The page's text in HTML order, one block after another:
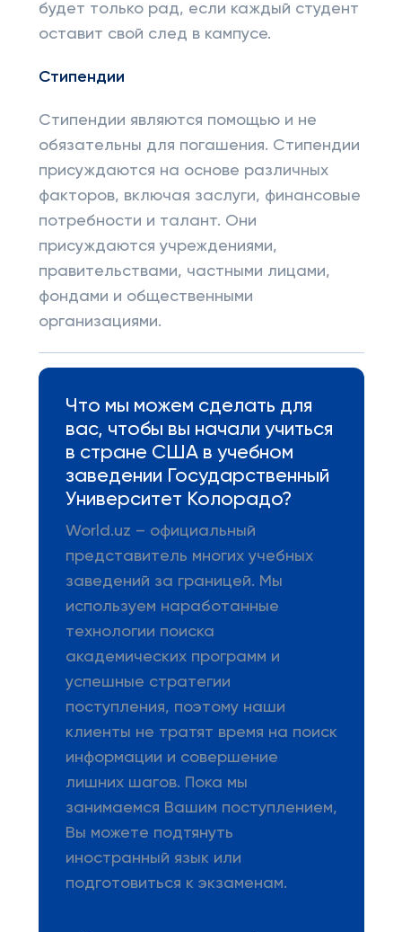
будет только рад, если каждый студент
оставит свой след в кампусе.
Стипендии
Стипендии являются помощью и не
обязательны для погашения. Стипендии
присуждаются на основе различных
факторов, включая заслуги, финансовые
потребности и талант. Они
присуждаются учреждениями,
правительствами, частными лицами,
фондами и общественными
организациями.
Что мы можем сделать для
вас, чтобы вы начали учиться
в стране США в учебном
заведении Государственный
Университет Колорадо?
World.uz – официальный
представитель многих учебных
заведений за границей. Мы
используем наработанные
технологии поиска
академических программ и
успешные стратегии
поступления, поэтому наши
клиенты не тратят время на поиск
информации и совершение
лишних шагов. Пока мы
занимаемся Вашим поступлением,
Вы можете подтянуть
иностранный язык или
подготовиться к экзаменам.